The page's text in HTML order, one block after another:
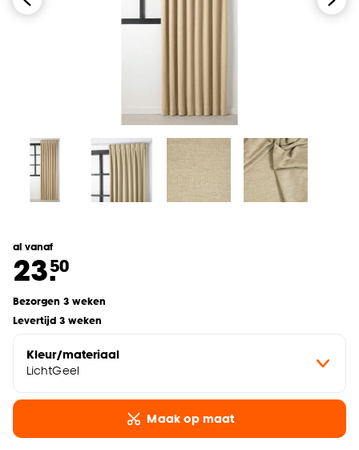
al vanaf
23.50
Bezorgen 3 weken
Levertijd 3 weken
Kleur/materiaal
LichtGeel
Maak op maat